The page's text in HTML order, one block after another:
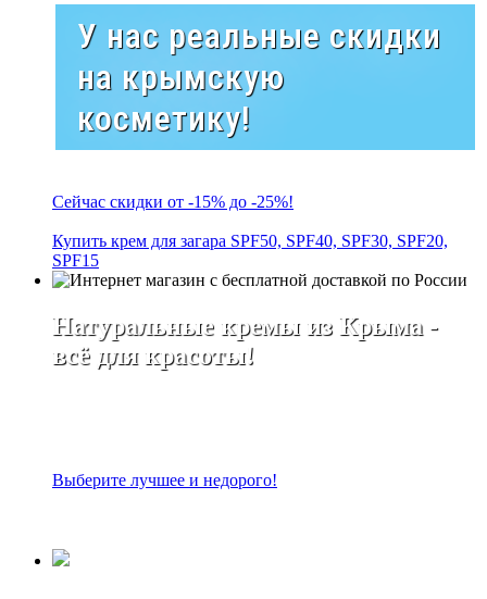
У нас реальные скидки
на крымскую
косметику!
Сейчас скидки от -15% до -25%!
Купить крем для загара SPF50, SPF40, SPF30, SPF20,
SPF15
Натуральные кремы из Крыма -
всё для красоты!
Выберите лучшее и недорого!